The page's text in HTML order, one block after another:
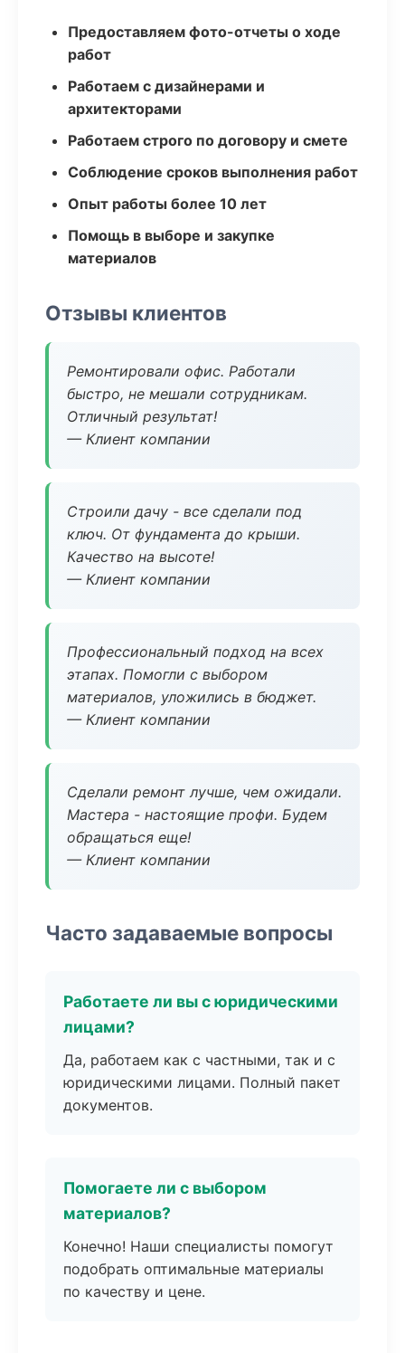
Предоставляем фото-отчеты о ходе
работ
Работаем с дизайнерами и
архитекторами
Работаем строго по договору и смете
Соблюдение сроков выполнения работ
Опыт работы более 10 лет
Помощь в выборе и закупке
материалов
Отзывы клиентов
Ремонтировали офис. Работали
быстро, не мешали сотрудникам.
Отличный результат!
— Клиент компании
Строили дачу - все сделали под
ключ. От фундамента до крыши.
Качество на высоте!
— Клиент компании
Профессиональный подход на всех
этапах. Помогли с выбором
материалов, уложились в бюджет.
— Клиент компании
Сделали ремонт лучше, чем ожидали.
Мастера - настоящие профи. Будем
обращаться еще!
— Клиент компании
Часто задаваемые вопросы
Работаете ли вы с юридическими
лицами?
Да, работаем как с частными, так и с
юридическими лицами. Полный пакет
документов.
Помогаете ли с выбором
материалов?
Конечно! Наши специалисты помогут
подобрать оптимальные материалы
по качеству и цене.